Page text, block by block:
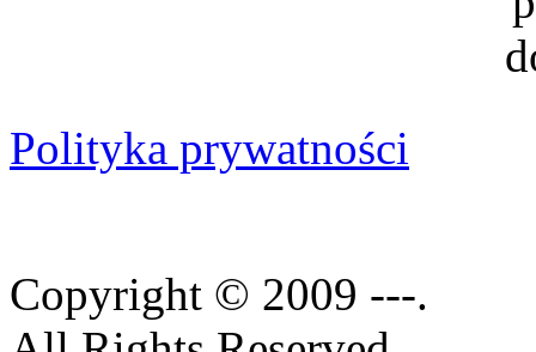
Polityka prywatności
Copyright © 2009 ---.